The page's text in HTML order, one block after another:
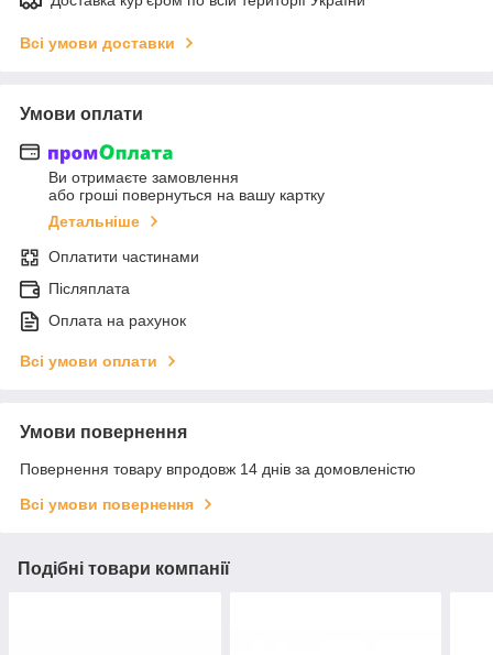
Всі умови доставки
Умови оплати
Ви отримаєте замовлення
або гроші повернуться на вашу картку
Детальніше
Оплатити частинами
Післяплата
Оплата на рахунок
Всі умови оплати
Умови повернення
Повернення товару впродовж 14 днів за домовленістю
Всі умови повернення
Подібні товари компанії